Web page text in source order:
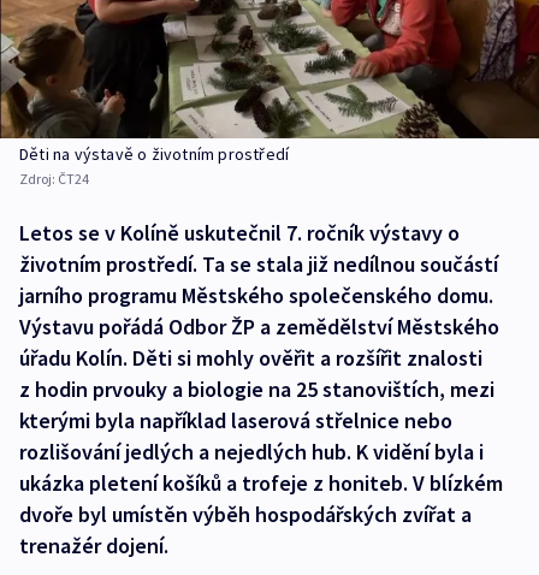
Děti na výstavě o životním prostředí
Zdroj: ČT24
Letos se v Kolíně uskutečnil 7. ročník výstavy o
životním prostředí. Ta se stala již nedílnou součástí
jarního programu Městského společenského domu.
Výstavu pořádá Odbor ŽP a zemědělství Městského
úřadu Kolín. Děti si mohly ověřit a rozšířit znalosti
z hodin prvouky a biologie na 25 stanovištích, mezi
kterými byla například laserová střelnice nebo
rozlišování jedlých a nejedlých hub. K vidění byla i
ukázka pletení košíků a trofeje z honiteb. V blízkém
dvoře byl umístěn výběh hospodářských zvířat a
trenažér dojení.